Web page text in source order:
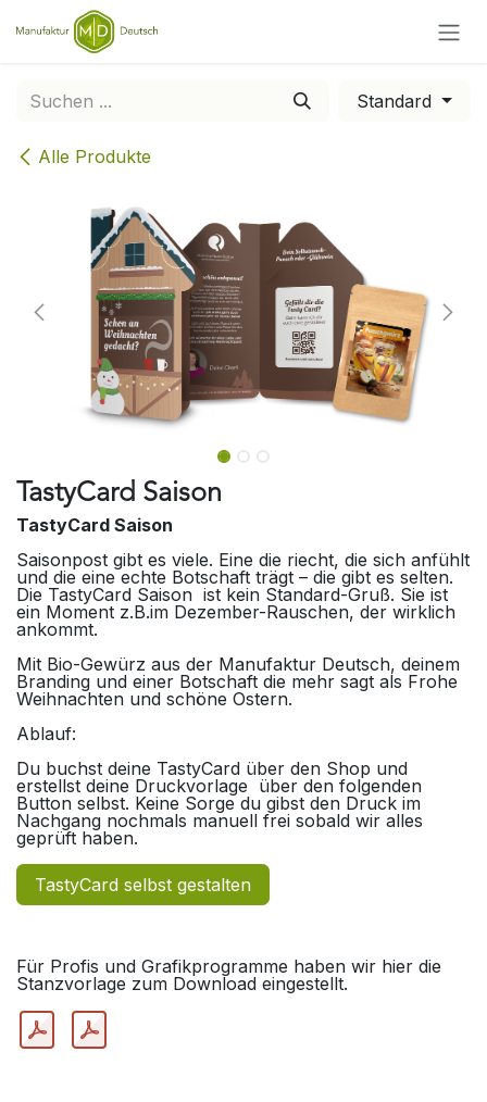
Zum Inhalt springen
Alle Produkte
Standard
TastyCard Saison
TastyCard Saison
Saisonpost gibt es viele. Eine die riecht, die sich anfühlt
und die eine echte Botschaft trägt – die gibt es selten.
Die TastyCard Saison ist kein Standard-Gruß. Sie ist
ein Moment z.B.im Dezember-Rauschen, der wirklich
ankommt.
Mit Bio-Gewürz aus der Manufaktur Deutsch, deinem
Branding und einer Botschaft die mehr sagt als Frohe
Weihnachten und schöne Ostern.
Ablauf:
Du buchst deine TastyCard über den Shop und
erstellst deine Druckvorlage über den folgenden
Button selbst. Keine Sorge du gibst den Druck im
Nachgang nochmals manuell frei sobald wir alles
geprüft haben.
TastyCard selbst gestalten
Für Profis und Grafikprogramme haben wir hier die
Stanzvorlage zum Download eingestellt.